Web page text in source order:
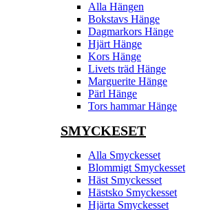
Alla Hängen
Bokstavs Hänge
Dagmarkors Hänge
Hjärt Hänge
Kors Hänge
Livets träd Hänge
Marguerite Hänge
Pärl Hänge
Tors hammar Hänge
SMYCKESET
Alla Smyckesset
Blommigt Smyckesset
Häst Smyckesset
Hästsko Smyckesset
Hjärta Smyckesset